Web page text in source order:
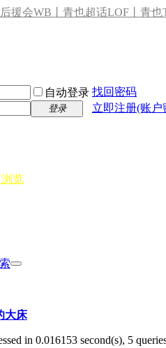
援会WB丨青也超话LOF丨青也
自动登录 找回密码
登录 立即注册(账
览
大床
in 0.016153 second(s), 5